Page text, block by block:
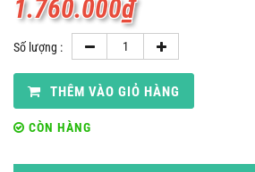
1.760.000₫
Số lượng :
THÊM VÀO GIỎ HÀNG
CÒN HÀNG